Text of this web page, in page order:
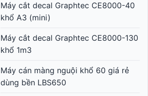
Máy cắt decal Graphtec CE8000-40
khổ A3 (mini)
Máy cắt decal Graphtec CE8000-130
khổ 1m3
Máy cán màng nguội khổ 60 giá rẻ
dùng bền LBS650